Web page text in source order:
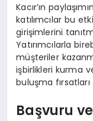
Kacır’ın
katılımcılar bu
girişimlerini
Yatırımcılarla
müşteriler
işbirlikleri kurma
buluşma
Başvuru